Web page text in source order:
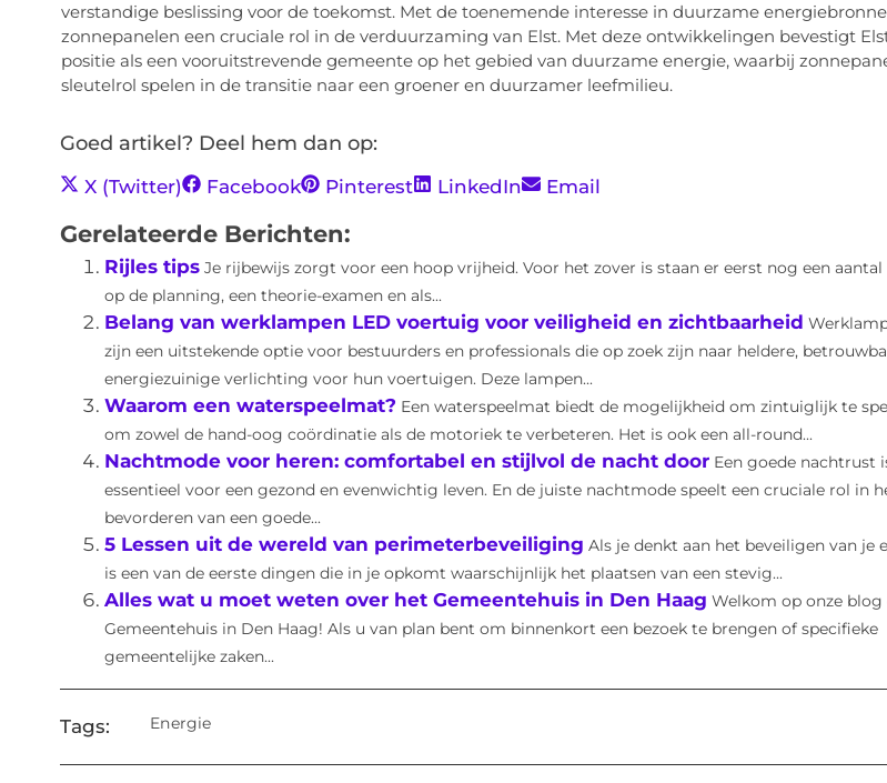
verstandige beslissing voor de toekomst. Met de toenemende interesse in duurzame
zonnepanelen een cruciale rol in de verduurzaming van Elst. Met deze ontwikkelingen bevestigt
positie als een vooruitstrevende gemeente op het gebied van duurzame energie, waarbij
sleutelrol spelen in de transitie naar een groener en duurzamer leefmilieu.
Goed artikel? Deel hem dan op:
X (Twitter) Facebook Pinterest LinkedIn Email
Gerelateerde Berichten:
Rijles tips Je rijbewijs zorgt voor een hoop vrijheid. Voor het zover is staan er eerst nog een aantal
op de planning, een theorie-examen en als...
Belang van werklampen LED voertuig voor veiligheid en zichtbaarheid
zijn een uitstekende optie voor bestuurders en professionals die op zoek zijn naar heldere,
energiezuinige verlichting voor hun voertuigen. Deze lampen...
Waarom een waterspeelmat? Een waterspeelmat biedt de mogelijkheid om zintuiglijk te
om zowel de hand-oog coördinatie als de motoriek te verbeteren. Het is ook een all-round...
Nachtmode voor heren: comfortabel en stijlvol de nacht door Een goede nachtrust
essentieel voor een gezond en evenwichtig leven. En de juiste nachtmode speelt een cruciale rol in
bevorderen van een goede...
5 Lessen uit de wereld van perimeterbeveiliging Als je denkt aan het beveiligen van je
is een van de eerste dingen die in je opkomt waarschijnlijk het plaatsen van een stevig...
Alles wat u moet weten over het Gemeentehuis in Den Haag Welkom op onze blog
Gemeentehuis in Den Haag! Als u van plan bent om binnenkort een bezoek te brengen of specifieke
gemeentelijke zaken...
Tags: Energie